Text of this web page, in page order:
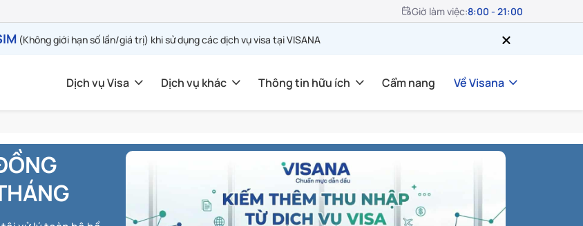
Giờ làm việc:8:00 - 21:00
(Không giới hạn số lần/giá trị) khi sử dụng các dịch vụ visa tại VISANA
Dịch vụ Visa Dịch vụ khác Thông tin hữu ích Cẩm nang Về Visana